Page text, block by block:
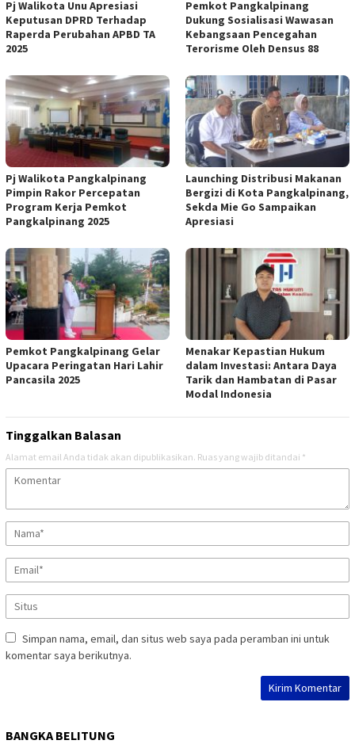
Pj Walikota Unu Apresiasi
Keputusan DPRD Terhadap
Raperda Perubahan APBD TA
2025
Pemkot Pangkalpinang
Dukung Sosialisasi Wawasan
Kebangsaan Pencegahan
Terorisme Oleh Densus 88
Pj Walikota Pangkalpinang
Pimpin Rakor Percepatan
Program Kerja Pemkot
Pangkalpinang 2025
Launching Distribusi Makanan
Bergizi di Kota Pangkalpinang,
Sekda Mie Go Sampaikan
Apresiasi
Pemkot Pangkalpinang Gelar
Upacara Peringatan Hari Lahir
Pancasila 2025
Menakar Kepastian Hukum
dalam Investasi: Antara Daya
Tarik dan Hambatan di Pasar
Modal Indonesia
Tinggalkan Balasan
Alamat email Anda tidak akan dipublikasikan. Ruas yang wajib ditandai *
Simpan nama, email, dan situs web saya pada peramban ini untuk
komentar saya berikutnya.
BANGKA BELITUNG